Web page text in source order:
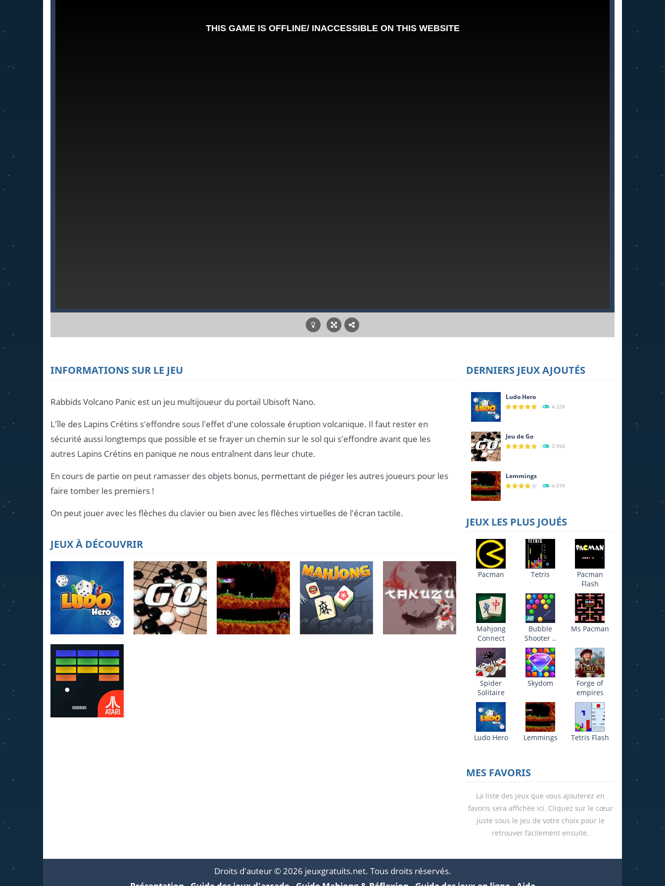
INFORMATIONS SUR LE JEU
Rabbids Volcano Panic est un jeu multijoueur du portail Ubisoft Nano.
L'île des Lapins Crétins s'effondre sous l'effet d'une colossale éruption volcanique. Il faut rester en
sécurité aussi longtemps que possible et se frayer un chemin sur le sol qui s'effondre avant que les
autres Lapins Crétins en panique ne nous entraînent dans leur chute.
En cours de partie on peut ramasser des objets bonus, permettant de piéger les autres joueurs pour les
faire tomber les premiers !
On peut jouer avec les flèches du clavier ou bien avec les flèches virtuelles de l'écran tactile.
JEUX À DÉCOUVRIR
Ludo Hero
4.22K
DERNIERS JEUX AJOUTÉS
Ludo Hero
4.22K
Jeu de Go
3.95K
Lemmings
4.07K
JEUX LES PLUS JOUÉS
Pacman Tetris
Pacman
Flash
Mahjong
Connect
Bubble
Shooter ..
Ms Pacman
Spider
Solitaire
Skydom
Forge of
empires
Ludo Hero Lemmings Tetris Flash
MES FAVORIS
La liste des jeux que vous ajouterez en
favoris sera affichée ici. Cliquez sur le cœur
juste sous le jeu de votre choix pour le
retrouver facilement ensuite.
Droits d'auteur © 2026 jeuxgratuits.net. Tous droits réservés.